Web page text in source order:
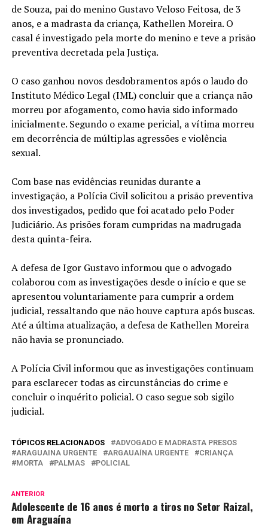
de Souza, pai do menino Gustavo Veloso Feitosa, de 3
anos, e a madrasta da criança, Kathellen Moreira. O
casal é investigado pela morte do menino e teve a prisão
preventiva decretada pela Justiça.
O caso ganhou novos desdobramentos após o laudo do
Instituto Médico Legal (IML) concluir que a criança não
morreu por afogamento, como havia sido informado
inicialmente. Segundo o exame pericial, a vítima morreu
em decorrência de múltiplas agressões e violência
sexual.
Com base nas evidências reunidas durante a
investigação, a Polícia Civil solicitou a prisão preventiva
dos investigados, pedido que foi acatado pelo Poder
Judiciário. As prisões foram cumpridas na madrugada
desta quinta-feira.
A defesa de Igor Gustavo informou que o advogado
colaborou com as investigações desde o início e que se
apresentou voluntariamente para cumprir a ordem
judicial, ressaltando que não houve captura após buscas.
Até a última atualização, a defesa de Kathellen Moreira
não havia se pronunciado.
A Polícia Civil informou que as investigações continuam
para esclarecer todas as circunstâncias do crime e
concluir o inquérito policial. O caso segue sob sigilo
judicial.
TÓPICOS RELACIONADOS
ADVOGADO E MADRASTA PRESOS
ARAGUAINA URGENTE
ARGAUAÍNA URGENTE
CRIANÇA
MORTA
PALMAS POLICIAL
ANTERIOR
Adolescente de 16 anos é morto a tiros no Setor Raizal,
em Araguaína